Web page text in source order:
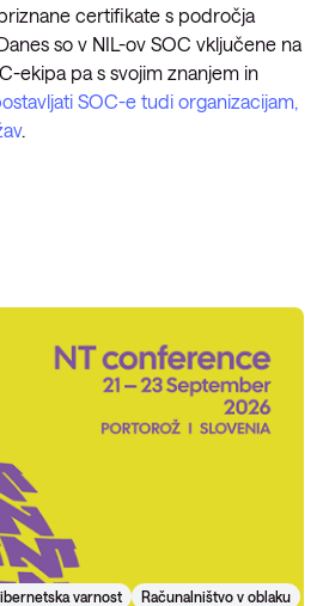
certifikate s področja
so v NIL-ov SOC vključene na
ekipa pa s svojim znanjem in
SOC-e tudi organizacijam,
.
varnost Računalništvo v oblaku